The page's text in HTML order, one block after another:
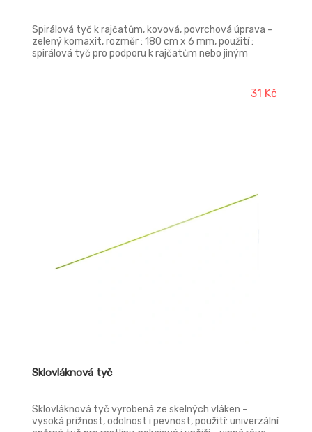
Spirálová tyč k rajčatům, kovová, povrchová úprava -
zelený komaxit, rozměr : 180 cm x 6 mm, použití :
spirálová tyč pro podporu k rajčatům nebo jiným
31 Kč
Sklovláknová tyč
Sklovláknová tyč vyrobená ze skelných vláken -
vysoká prižnost, odolnost i pevnost, použití: univerzální